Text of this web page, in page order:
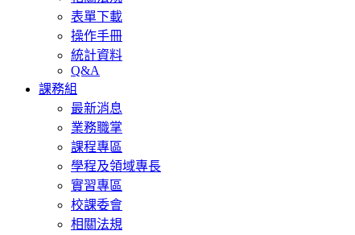
表單下載
操作手冊
統計資料
Q&A
課務組
最新消息
業務職掌
課程專區
學程及領域專長
實習專區
校課委會
相關法規